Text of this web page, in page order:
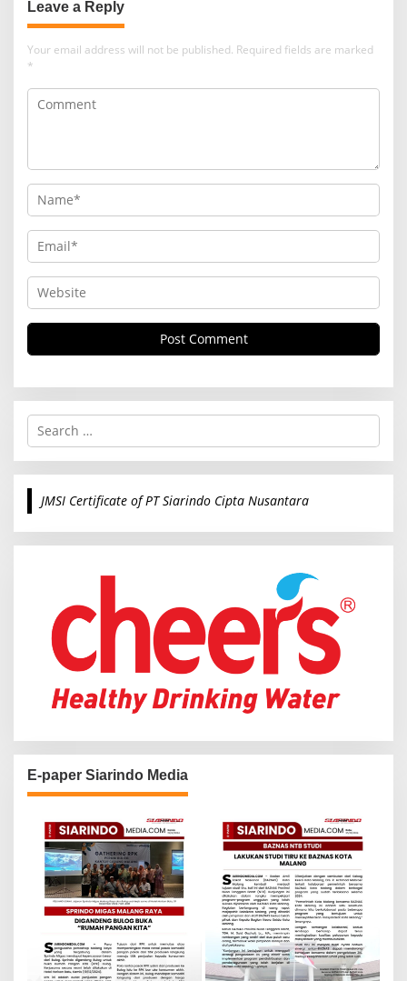
Leave a Reply
Your email address will not be published. Required fields are marked
*
S
r
c
o
JMSI Certificate of PT Siarindo Cipta Nusantara
E-paper Siarindo Media